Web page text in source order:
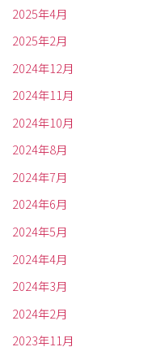
2025年4月
2025年2月
2024年12月
2024年11月
2024年10月
2024年8月
2024年7月
2024年6月
2024年5月
2024年4月
2024年3月
2024年2月
2023年11月